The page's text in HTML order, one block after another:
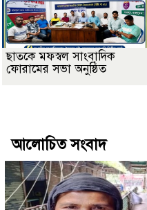
ছাতকে মফস্বল সাংবাদিক
ফোরামের সভা অনুষ্ঠিত
আলোচিত সংবাদ